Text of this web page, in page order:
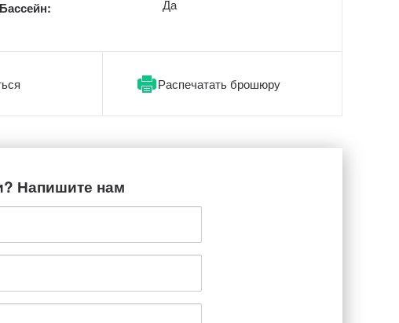
Бассейн:
Да
Распечатать брошюру
Напишите нам